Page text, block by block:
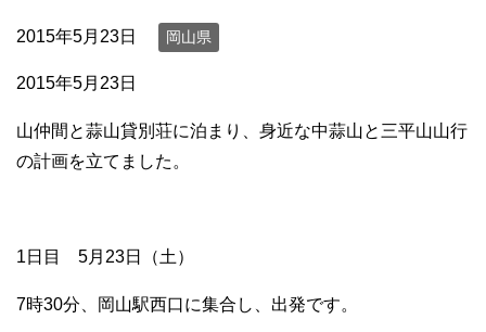
2015年5月23日 岡山県
2015年5月23日
山仲間と蒜山貸別荘に泊まり、身近な中蒜山と三平山山行
の計画を立てました。
1日目 5月23日（土）
7時30分、岡山駅西口に集合し、出発です。